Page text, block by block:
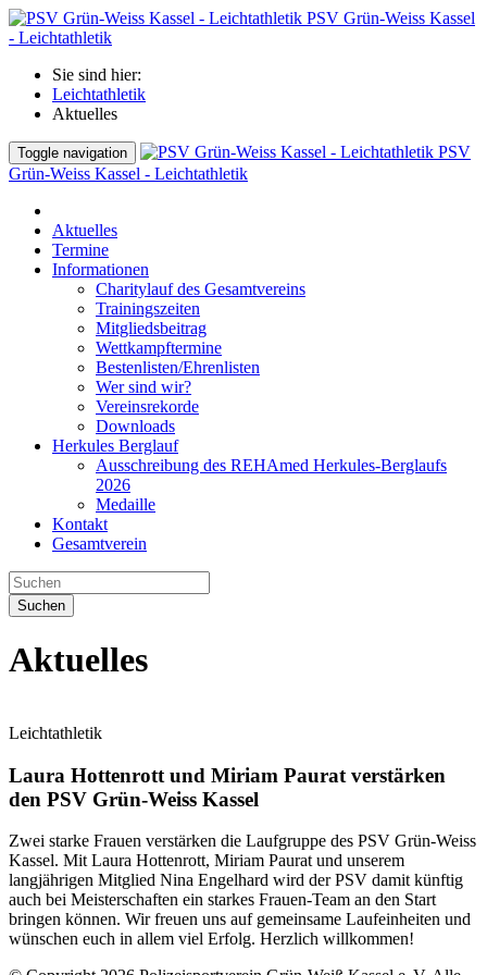
PSV Grün-Weiss Kassel
- Leichtathletik
Sie sind hier:
Leichtathletik
Aktuelles
Toggle navigation
PSV
Grün-Weiss Kassel - Leichtathletik
Aktuelles
Termine
Informationen
Charitylauf des Gesamtvereins
Trainingszeiten
Mitgliedsbeitrag
Wettkampftermine
Bestenlisten/Ehrenlisten
Wer sind wir?
Vereinsrekorde
Downloads
Herkules Berglauf
Ausschreibung des REHAmed Herkules-Berglaufs
2026
Medaille
Kontakt
Gesamtverein
Suchen
Aktuelles
Leichtathletik
Laura Hottenrott und Miriam Paurat verstärken
den PSV Grün-Weiss Kassel
Zwei starke Frauen verstärken die Laufgruppe des PSV Grün-Weiss
Kassel. Mit Laura Hottenrott, Miriam Paurat und unserem
langjährigen Mitglied Nina Engelhard wird der PSV damit künftig
auch bei Meisterschaften ein starkes Frauen-Team an den Start
bringen können. Wir freuen uns auf gemeinsame Laufeinheiten und
wünschen euch in allem viel Erfolg. Herzlich willkommen!